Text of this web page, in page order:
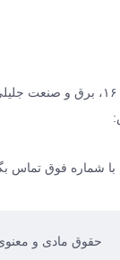
شماره فوق تماس
حقوق مادی و